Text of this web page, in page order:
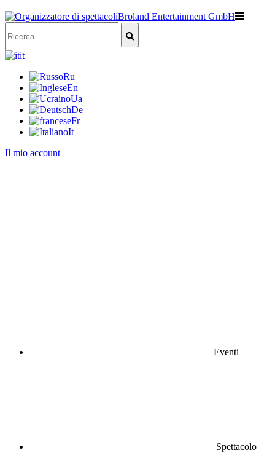
it
Ru
En
Ua
De
Fr
It
Il mio account
Eventi
Spettacolo